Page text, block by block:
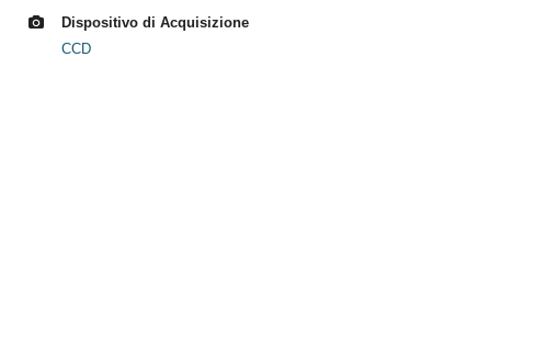
Dispositivo di Acquisizione
CCD